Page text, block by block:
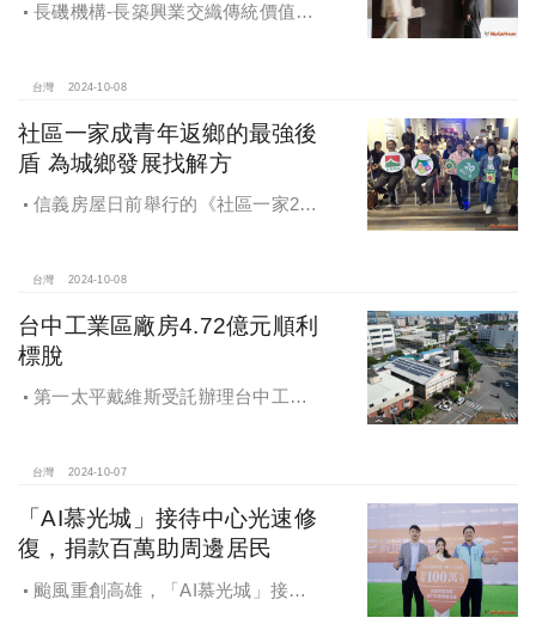
長磯機構-長築興業交織傳統價值與
家邸「長築白樓1」
台灣 2024-10-08
社區一家成青年返鄉的最強後
盾 為城鄉發展找解方
信義房屋日前舉行的《社區一家20
彰化鬆勢三日節策展人劉孟豪分享他
家鄉帶來改變和發展的故事。
台灣 2024-10-08
台中工業區廠房4.72億元順利
標脫
第一太平戴維斯受託辦理台中工業
價率5％。
台灣 2024-10-07
「AI慕光城」接待中心光速修
復，捐款百萬助周邊居民
颱風重創高雄，「AI慕光城」接待